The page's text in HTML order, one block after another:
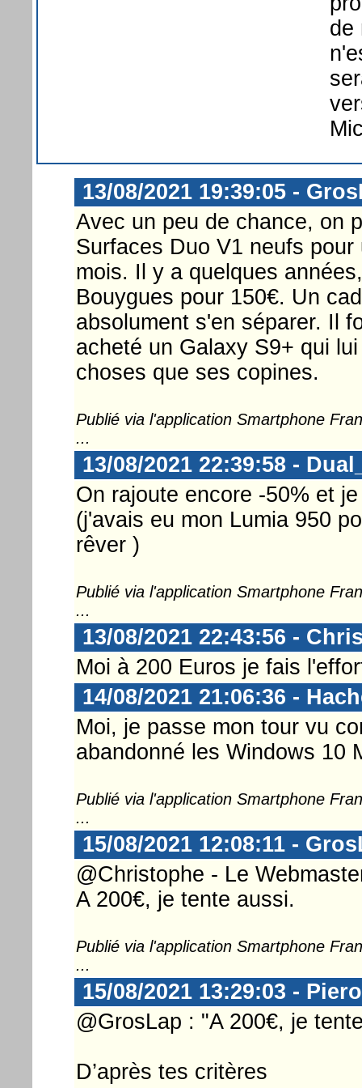
de
13/08/2021 19:39:05 -
Avec un peu de chance, on
Surfaces Duo V1 neufs
mois. Il y a quelques
Bouygues pour 150€. Un
absolument s'en séparer. Il
acheté un Galaxy S9+ qui
choses que ses copines.
Publié via l'application Smartphone
...
13/08/2021 22:39:58 -
On rajoute encore -50% et
(j'avais eu mon Lumia 950
rêver )
Publié via l'application Smartphone
...
13/08/2021 22:43:56 -
Moi à 200 Euros je fais
14/08/2021 21:06:36 -
Moi, je passe mon tour vu
abandonné les Windows 10
Publié via l'application Smartphone
...
15/08/2021 12:08:11 -
@Christophe - Le
A 200€, je tente aussi.
Publié via l'application Smartphone
...
15/08/2021 13:29:03 - Piero
@GrosLap : "A 200€, je
D’après tes critères